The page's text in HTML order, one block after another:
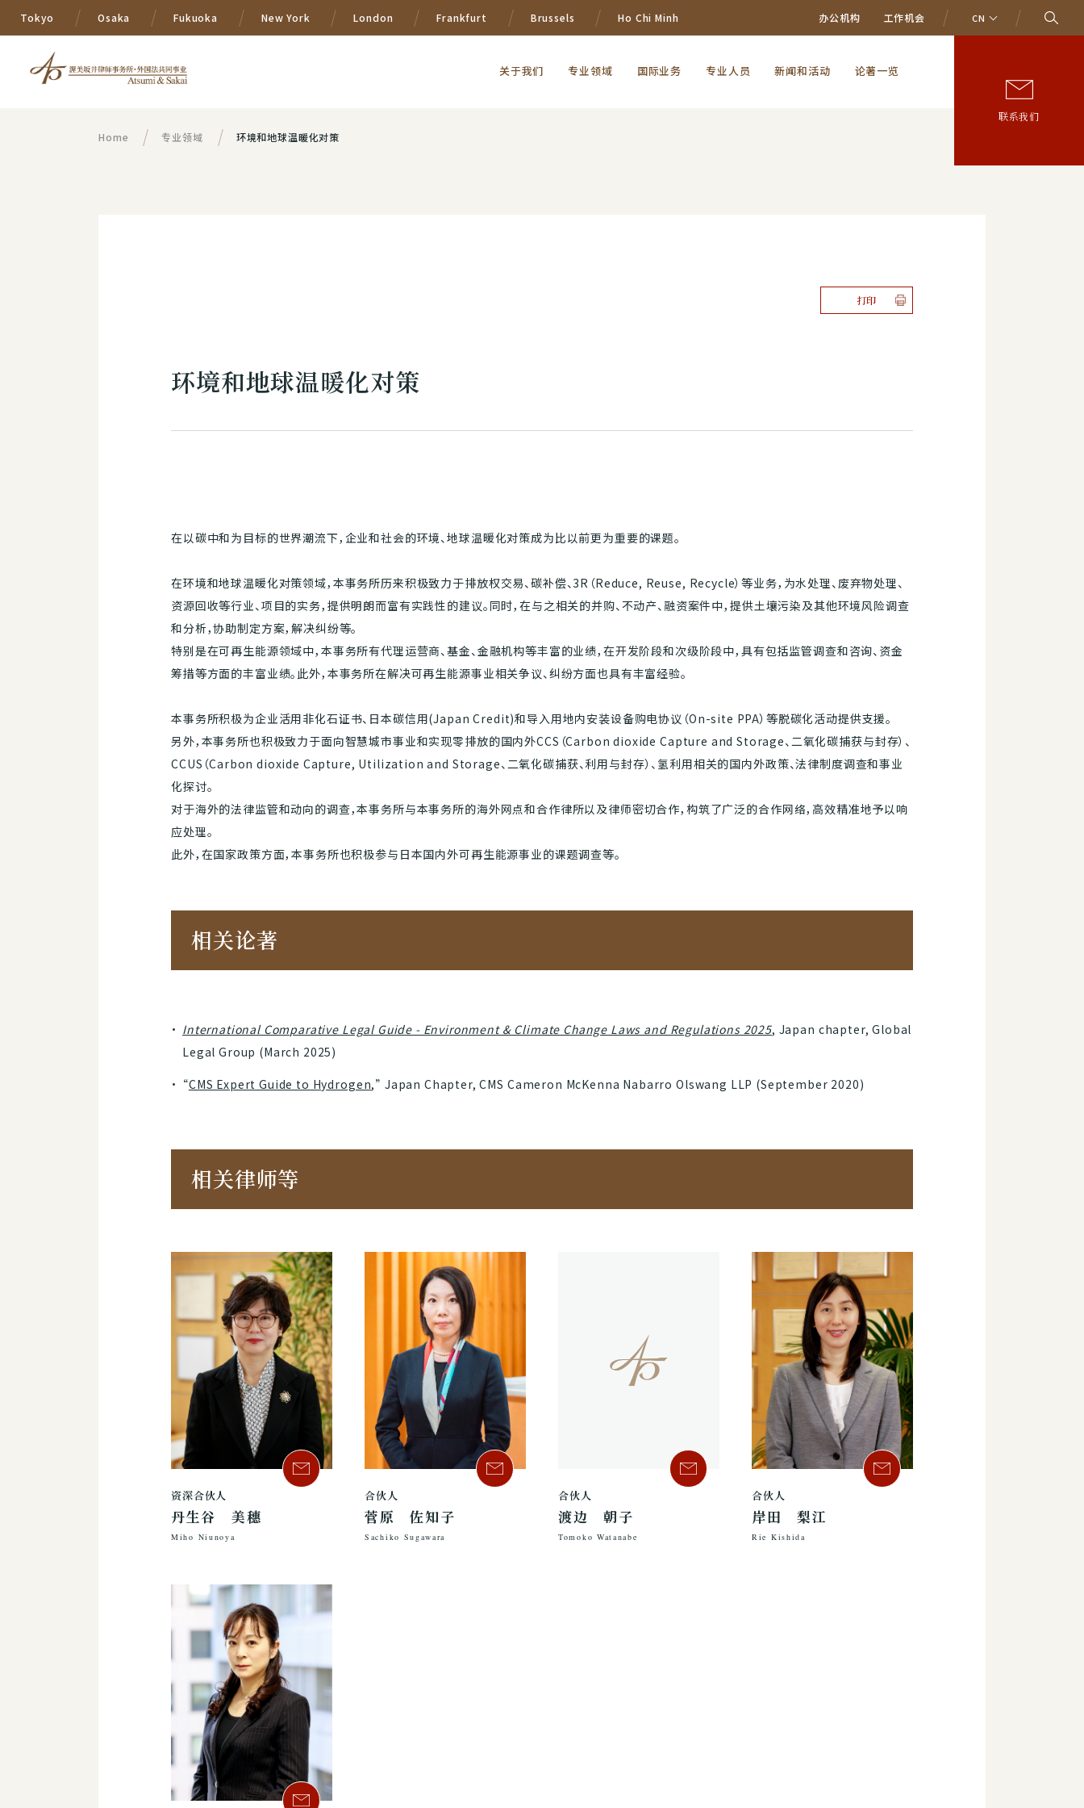
Tokyo Osaka Fukuoka New York London Frankfurt Brussels Ho Chi Minh 办公机构 工作机会 CN
关于我们 专业领域 国际业务 专业人员 新闻和活动 论著一览
联系我们
Home 专业领域 环境和地球温暖化对策
打印
环境和地球温暖化对策
在以碳中和为目标的世界潮流下，企业和社会的环境、地球温暖化对策成为比以前更为重要的课题。
在环境和地球温暖化对策领域，本事务所历来积极致力于排放权交易、碳补偿、3R（Reduce, Reuse, Recycle）等业务，为水处理、废弃物处理、
资源回收等行业、项目的实务，提供明朗而富有实践性的建议。同时，在与之相关的并购、不动产、融资案件中，提供土壤污染及其他环境风险调查
和分析，协助制定方案，解决纠纷等。
特别是在可再生能源领域中，本事务所有代理运营商、基金、金融机构等丰富的业绩，在开发阶段和次级阶段中，具有包括监管调查和咨询、资金
筹措等方面的丰富业绩。此外，本事务所在解决可再生能源事业相关争议、纠纷方面也具有丰富经验。
本事务所积极为企业活用非化石证书、日本碳信用(Japan Credit)和导入用地内安装设备购电协议（On-site PPA）等脱碳化活动提供支援。
另外，本事务所也积极致力于面向智慧城市事业和实现零排放的国内外CCS（Carbon dioxide Capture and Storage、二氧化碳捕获与封存）、
CCUS（Carbon dioxide Capture, Utilization and Storage、二氧化碳捕获、利用与封存）、氢利用相关的国内外政策、法律制度调查和事业
化探讨。
对于海外的法律监管和动向的调查，本事务所与本事务所的海外网点和合作律所以及律师密切合作，构筑了广泛的合作网络，高效精准地予以响
应处理。
此外，在国家政策方面，本事务所也积极参与日本国内外可再生能源事业的课题调查等。
相关论著
International Comparative Legal Guide - Environment & Climate Change Laws and Regulations 2025, Japan chapter, Global
Legal Group (March 2025)
“CMS Expert Guide to Hydrogen,” Japan Chapter, CMS Cameron McKenna Nabarro Olswang LLP (September 2020)
相关律师等
资深合伙人
丹生谷 美穗
Miho Niunoya
合伙人
菅原 佐知子
Sachiko Sugawara
合伙人
渡边 朝子
Tomoko Watanabe
合伙人
岸田 梨江
Rie Kishida